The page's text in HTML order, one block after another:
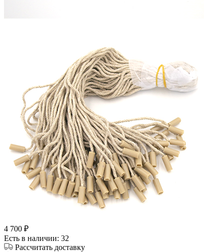
4 700 ₽
Есть в наличии: 32
Рассчитать доставку